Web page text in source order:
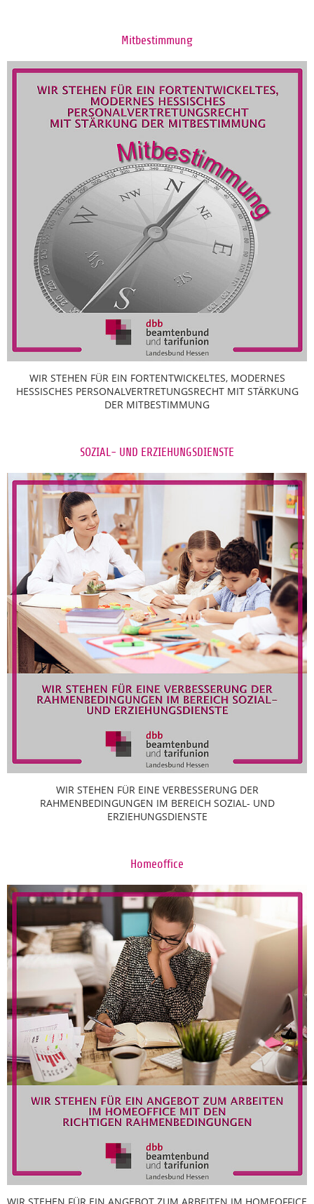
Mitbestimmung
WIR STEHEN FÜR EIN FORTENTWICKELTES, MODERNES
HESSISCHES PERSONALVERTRETUNGSRECHT MIT STÄRKUNG
DER MITBESTIMMUNG
SOZIAL- UND ERZIEHUNGSDIENSTE
WIR STEHEN FÜR EINE VERBESSERUNG DER
RAHMENBEDINGUNGEN IM BEREICH SOZIAL- UND
ERZIEHUNGSDIENSTE
Homeoffice